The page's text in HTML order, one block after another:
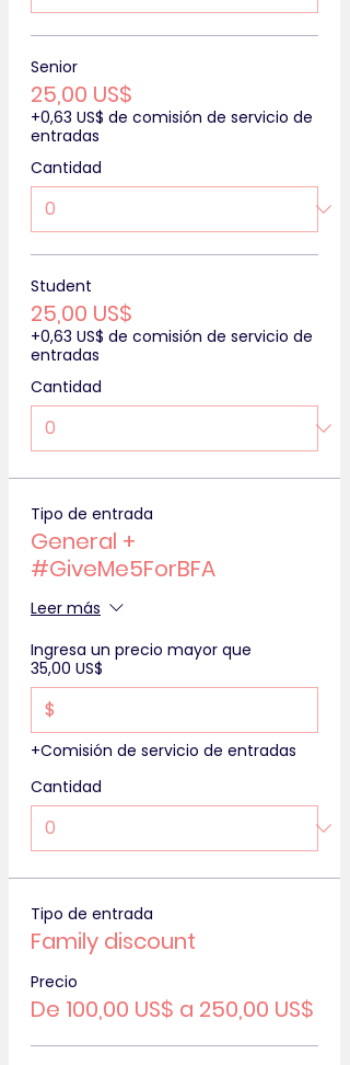
Senior
25,00 US$
+0,63 US$ de comisión de servicio de
entradas
Cantidad
Student
25,00 US$
+0,63 US$ de comisión de servicio de
entradas
Cantidad
Tipo de entrada
General +
#GiveMe5ForBFA
Leer más
Ingresa un precio mayor que
35,00 US$
$
+Comisión de servicio de entradas
Cantidad
Tipo de entrada
Family discount
Precio
De 100,00 US$ a 250,00 US$